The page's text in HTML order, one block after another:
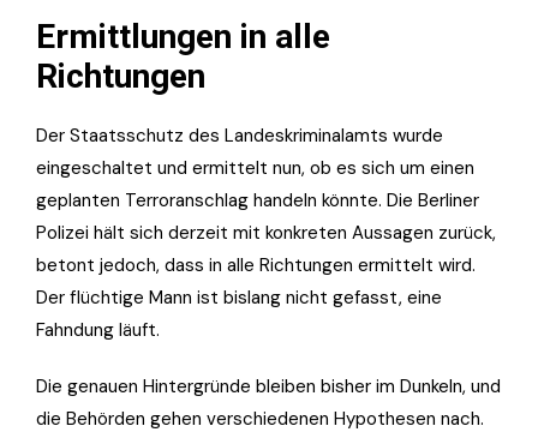
Ermittlungen in alle
Richtungen
Der Staatsschutz des Landeskriminalamts wurde
eingeschaltet und ermittelt nun, ob es sich um einen
geplanten Terroranschlag handeln könnte. Die Berliner
Polizei hält sich derzeit mit konkreten Aussagen zurück,
betont jedoch, dass in alle Richtungen ermittelt wird.
Der flüchtige Mann ist bislang nicht gefasst, eine
Fahndung läuft.
Die genauen Hintergründe bleiben bisher im Dunkeln, und
die Behörden gehen verschiedenen Hypothesen nach.